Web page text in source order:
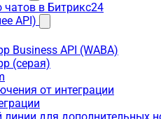
чатов в Битрикс24
API)
Business API (WABA)
(серая)
от интеграции